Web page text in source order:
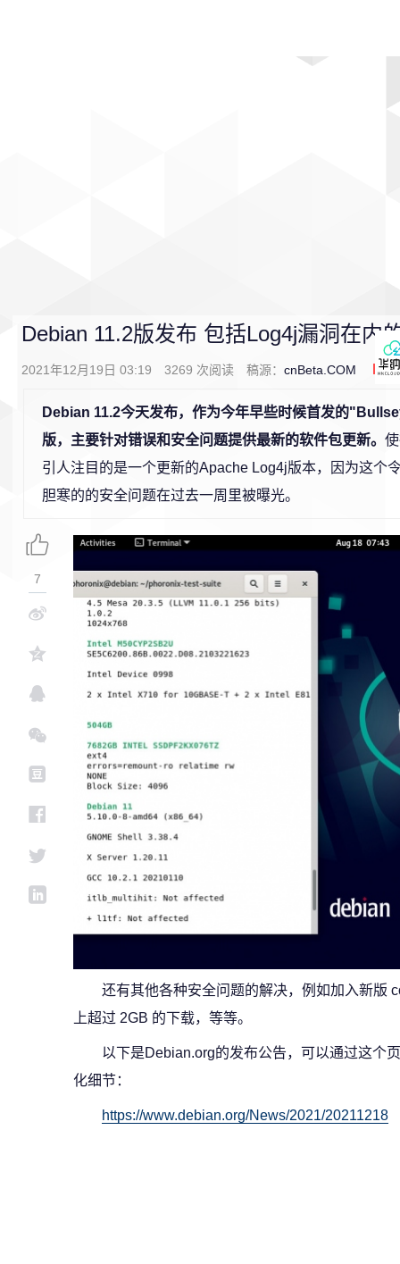
Debian 11.2版发布 包括Log4j漏洞在内
2021年12月19日 03:19 3269 次阅读 稿源： cnBeta.COM 0
Debian 11.2今天发布，作为今年早些时候首发的
版，主要针对错误和安全问题提供最新的软件包更新。
引人注目的是一个更新的Apache Log4j版本，因为这个
胆寒的的安全问题在过去一周里被曝光。
还有其他各种安全问题的解决，例如加入新版
上超过 2GB 的下载，等等。
以下是Debian.org的发布公告，可以通过这个
化细节：
https://www.debian.org/News/2021/20211218
7